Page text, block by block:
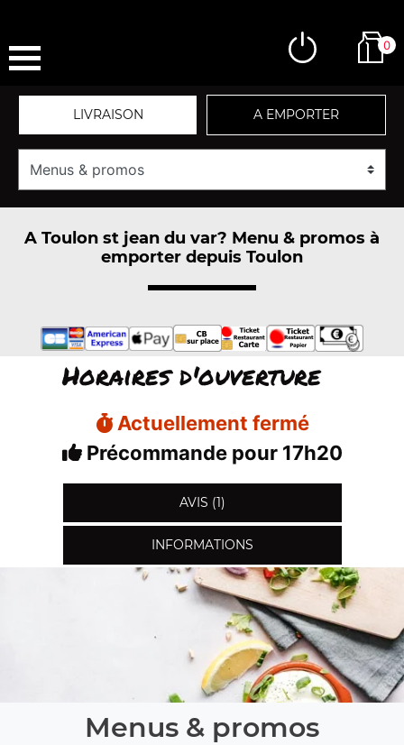
0
LIVRAISON A EMPORTER
A Toulon st jean du var? Menu & promos à
emporter depuis Toulon
Horaires d'ouverture
Actuellement fermé
Précommande pour 17h20
AVIS (1)
INFORMATIONS
Menus & promos